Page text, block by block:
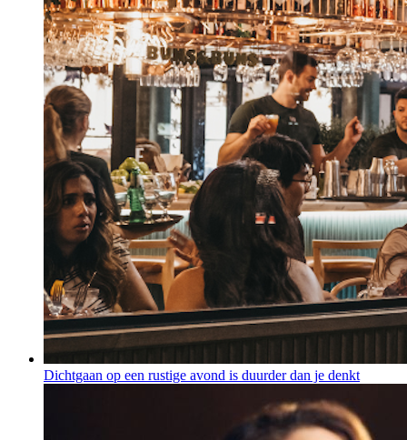
Dichtgaan op een rustige avond is duurder dan je denkt